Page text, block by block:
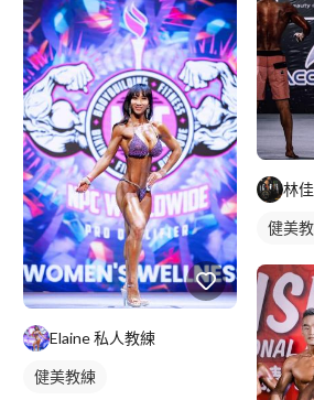
Elaine 私人教練
健美教練
林
健美